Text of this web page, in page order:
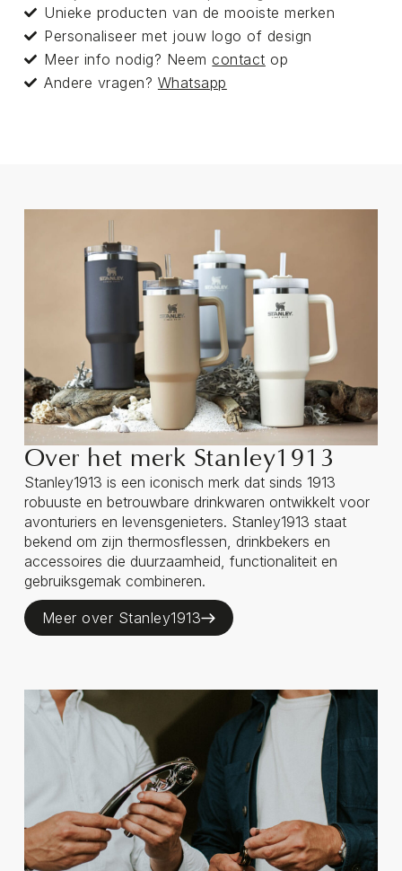
Unieke producten van de mooiste merken
Personaliseer met jouw logo of design
Meer info nodig? Neemcontact op
Andere vragen? Whatsapp
Over het merk Stanley1913
Stanley1913 is een iconisch merk dat sinds 1913
robuuste en betrouwbare drinkwaren ontwikkelt voor
avonturiers en levensgenieters. Stanley1913 staat
bekend om zijn thermosflessen, drinkbekers en
accessoires die duurzaamheid, functionaliteit en
gebruiksgemak combineren.
Meer over Stanley1913